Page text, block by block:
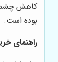
کاهش
بوده است.
راهنمای